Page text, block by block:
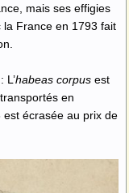
mais ses effigies
France en 1793 fait
L’habeas corpusest
en
est écrasée au prix de